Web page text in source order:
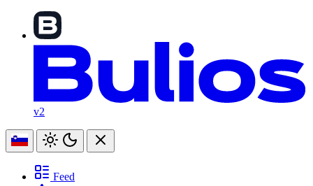
v2
Feed